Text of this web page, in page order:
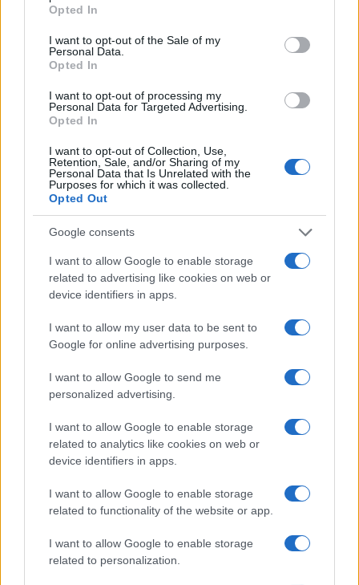
use your data for below specified purposes in below Google
consent section.
Opted In
I want to opt-out of the Sale of my
Personal Data.
Opted In
I want to opt-out of processing my
Personal Data for Targeted Advertising.
Opted In
I want to opt-out of Collection, Use,
Retention, Sale, and/or Sharing of my
Personal Data that Is Unrelated with the
Purposes for which it was collected.
Opted Out
Google consents
I want to allow Google to enable storage
related to advertising like cookies on web or
device identifiers in apps.
I want to allow my user data to be sent to
Google for online advertising purposes.
I want to allow Google to send me
personalized advertising.
I want to allow Google to enable storage
related to analytics like cookies on web or
device identifiers in apps.
I want to allow Google to enable storage
related to functionality of the website or app.
I want to allow Google to enable storage
related to personalization.
Στην Κατηγορία: ΠΑΙΔΕΙΑ
TOP
ΒΑΣΕΙΣ 2025 ΒΑΣΕΙΣ ΕΙΣΑΓΩΓΗΣ
ΜΟΡΙΑ
ΜΟΡΙΑ 2025
ΠΑΝΕΛΛΑΔΙΚΕΣ
ΣΠΟΥΔΕΣ
ΔΙΑΒΑΣΤΕ ΑΚΟΜΑ
Πανελλήνιες: Προβληματισμοί για τη
Βάσεις 2026: